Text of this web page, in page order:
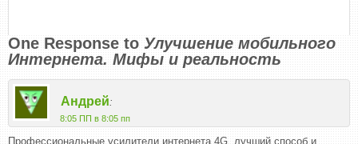
One Response to Улучшение мобильного
Интернета. Мифы и реальность
Андрей:
8:05 ПП в 8:05 пп
Профессиональные усилители интернета 4G, лучший способ и